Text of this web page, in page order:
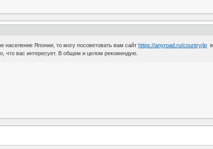
население Японии, то могу посоветовать вам сайт https://anyroad.ru/country/jp
что вас интересует. В общем и целом рекомендую.